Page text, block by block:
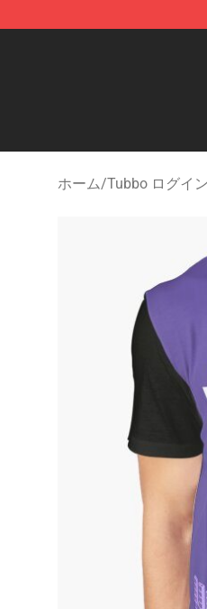
Tubbo Store - Official
ホーム/Tubbo ログイン